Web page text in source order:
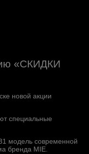
«СКИДКИ
новой акции
специальные
модель современной
бренда MIE.